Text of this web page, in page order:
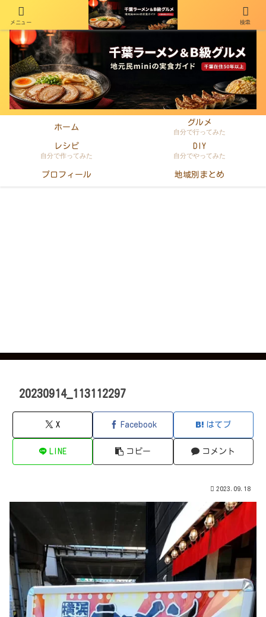
千葉在住50年以上のminiがラーメン・町中華・B級グルメを本音レビュー
ホーム
グルメ
自分で行ってみた
レシピ
自分で作ってみた
DIY
自分でやってみた
プロフィール 地域別まとめ
20230914_113112297
X Facebook はてブ
LINE コピー コメント
2023.09.18
メニュー 検索